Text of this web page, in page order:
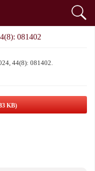
081402
44(8): 081402.
KB)